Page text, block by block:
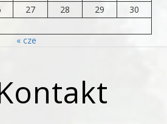
27 28 29
30
« cze